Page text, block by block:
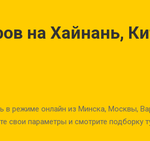
на Хайнань,
в режиме онлайн из Минска, Москвы,
свои параметры и смотрите подборку